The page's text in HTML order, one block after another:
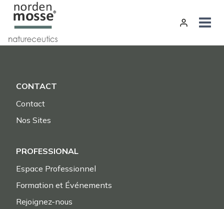
Aller
contenu
CONTACT
Contact
Nos Sites
PROFESSIONAL
Espace Professionnel
Formation et Événements
Rejoignez-nous